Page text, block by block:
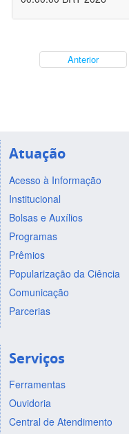
Anterior
Atuação
Acesso à Informação
Institucional
Bolsas e Auxílios
Programas
Prêmios
Popularização da Ciência
Comunicação
Parcerias
Serviços
Ferramentas
Ouvidoria
Central de Atendimento